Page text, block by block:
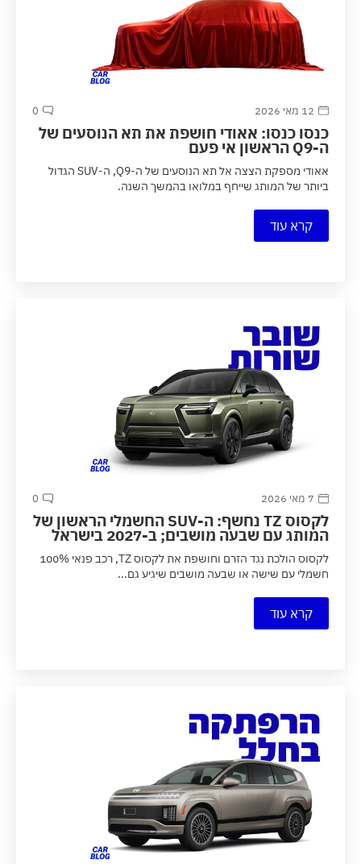
12 מאי 2026 0
כנסו כנסו: אאודי חושפת את תא הנוסעים של
ה-Q9 הראשון אי פעם
אאודי מספקת הצצה אל תא הנוסעים של ה-Q9, ה-SUV הגדול
ביותר של המותג שייחף במלואו בהמשך השנה.
קרא עוד
7 מאי 2026 0
לקסוס TZ נחשף: ה-SUV החשמלי הראשון של
המותג עם שבעה מושבים; ב-2027 בישראל
לקסוס הולכת נגד הזרם וחושפת את לקסוס TZ, רכב פנאי 100%
חשמלי עם שישה או שבעה מושבים שיגיע גם...
קרא עוד